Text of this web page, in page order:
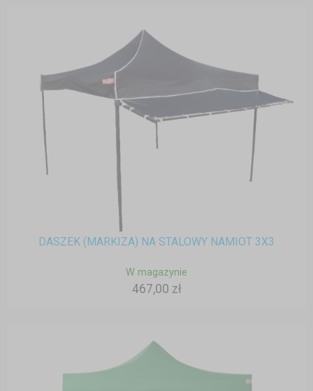
DASZEK (MARKIZA) NA STALOWY NAMIOT 3X3
W magazynie
467,00 zł